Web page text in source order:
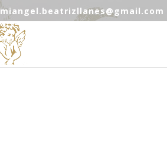
miangel.beatrizllanes@gmail.com